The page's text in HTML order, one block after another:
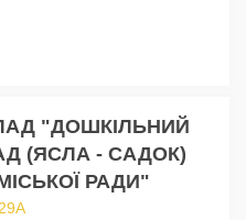
"ДОШКІЛЬНИЙ
(ЯСЛА - САДОК)
РАДИ"